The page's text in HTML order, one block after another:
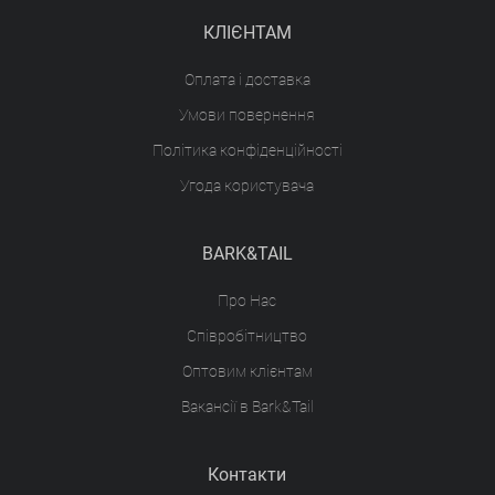
КЛІЄНТАМ
Оплата і доставка
Умови повернення
Політика конфіденційності
Угода користувача
BARK&TAIL
Про Нас
Співробітництво
Оптовим клієнтам
Вакансії в Bark&Tail
Контакти